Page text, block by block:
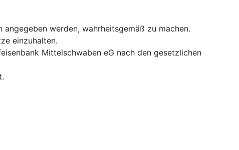
werden, wahrheitsgemäß zu machen.
einzuhalten.
Mittelschwaben eG nach den gesetzlichen